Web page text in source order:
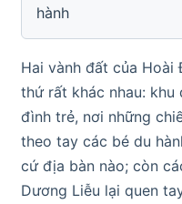
hành
Hai vành đất của
thứ rất khác nhau: khu
đình trẻ, nơi những
theo tay các bé du
cứ địa bàn nào; còn
Dương Liễu lại quen